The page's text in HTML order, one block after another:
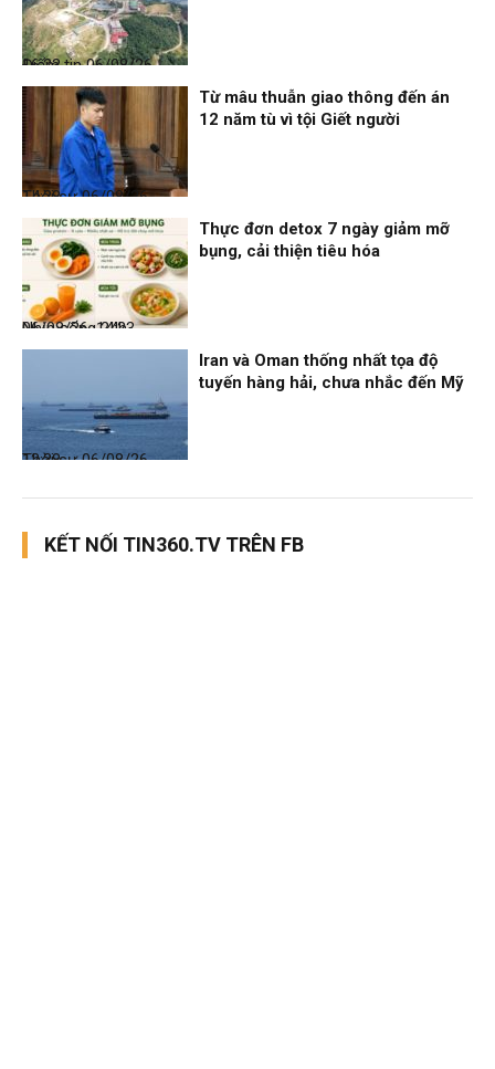
Điểm tin
06/08/26, 16:23
Thời sự
06/08/26, 14:28
Từ mâu thuẫn giao thông đến án
12 năm tù vì tội Giết người
Nhịp sống 24h
06/08/26, 14:23
Thực đơn detox 7 ngày giảm mỡ
bụng, cải thiện tiêu hóa
Thời sự
06/08/26, 12:38
Iran và Oman thống nhất tọa độ
tuyến hàng hải, chưa nhắc đến Mỹ
KẾT NỐI TIN360.TV TRÊN FB